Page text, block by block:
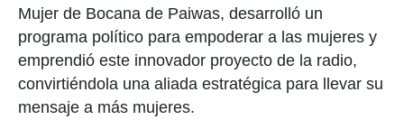
Mujer de Bocana de Paiwas, desarrolló un
programa político para empoderar a las mujeres y
emprendió este innovador proyecto de la radio,
convirtiéndola una aliada estratégica para llevar su
mensaje a más mujeres.